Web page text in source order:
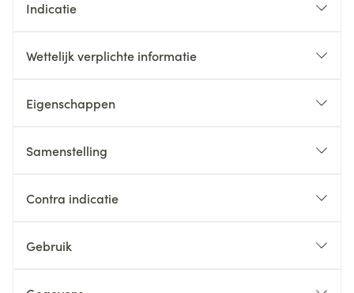
Indicatie
Wettelijk verplichte informatie
Eigenschappen
Samenstelling
Contra indicatie
Gebruik